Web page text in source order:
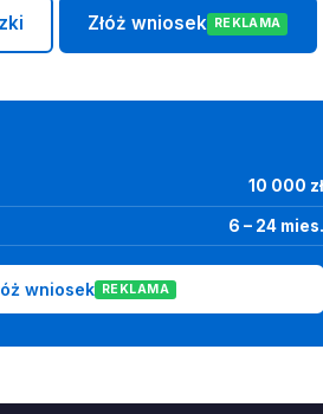
Złóż wniosek REKLAMA
10 000 zł
6 – 24 mies.
wniosek REKLAMA